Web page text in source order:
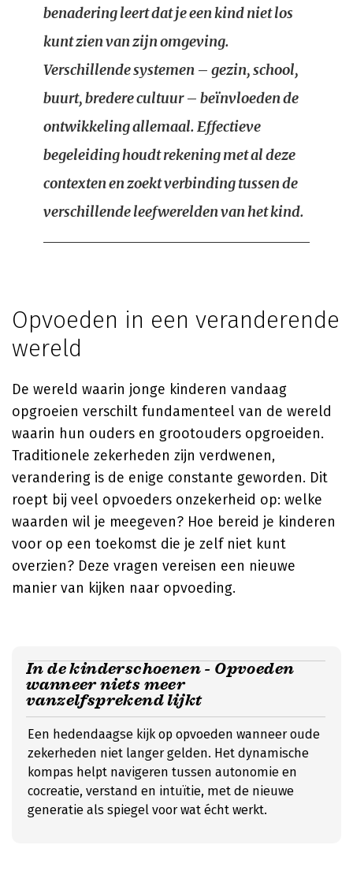
benadering leert dat je een kind niet los
kunt zien van zijn omgeving.
Verschillende systemen – gezin, school,
buurt, bredere cultuur – beïnvloeden de
ontwikkeling allemaal. Effectieve
begeleiding houdt rekening met al deze
contexten en zoekt verbinding tussen de
verschillende leefwerelden van het kind.
Opvoeden in een veranderende
wereld
De wereld waarin jonge kinderen vandaag
opgroeien verschilt fundamenteel van de wereld
waarin hun ouders en grootouders opgroeiden.
Traditionele zekerheden zijn verdwenen,
verandering is de enige constante geworden. Dit
roept bij veel opvoeders onzekerheid op: welke
waarden wil je meegeven? Hoe bereid je kinderen
voor op een toekomst die je zelf niet kunt
overzien? Deze vragen vereisen een nieuwe
manier van kijken naar opvoeding.
In de kinderschoenen - Opvoeden
wanneer niets meer
vanzelfsprekend lijkt
Een hedendaagse kijk op opvoeden wanneer oude
zekerheden niet langer gelden. Het dynamische
kompas helpt navigeren tussen autonomie en
cocreatie, verstand en intuïtie, met de nieuwe
generatie als spiegel voor wat écht werkt.